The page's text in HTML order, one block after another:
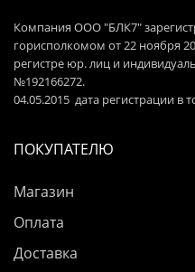
Компания ООО "БЛК7"
горисполкомом от 22 ноября
регистре юр. лиц и
№192166272.
04.05.2015 дата регистрации в
ПОКУПАТЕЛЮ
Магазин
Оплата
Доставка